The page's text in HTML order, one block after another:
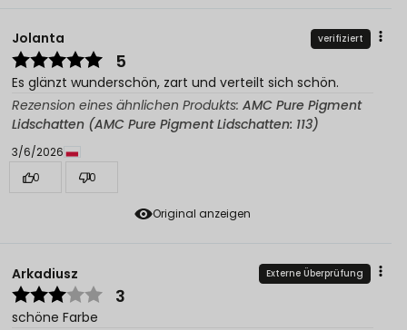
Original anzeigen
Jolanta verifiziert
5
Es glänzt wunderschön, zart und verteilt sich schön.
Rezension eines ähnlichen Produkts: AMC Pure Pigment
Lidschatten (AMC Pure Pigment Lidschatten: 113)
3/6/2026
0
0
Arkadiusz Externe Überprüfung
3
schöne Farbe